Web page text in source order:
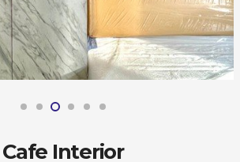
Cafe Interior